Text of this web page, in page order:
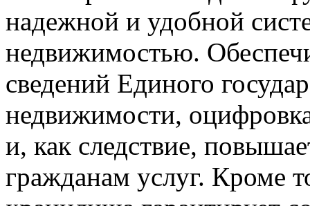
надежной и удобной
недвижимостью.
сведений Единого
недвижимости,
и, как следствие,
гражданам услуг. Кроме